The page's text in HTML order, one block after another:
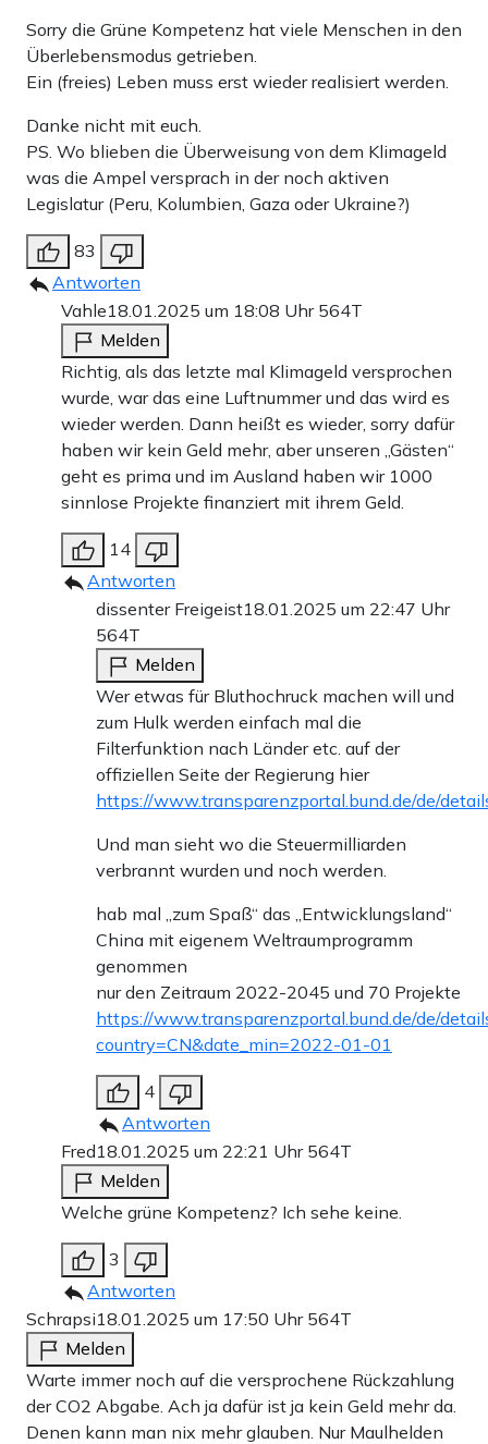
Sorry die Grüne Kompetenz hat viele Menschen in den
Überlebensmodus getrieben.
Ein (freies) Leben muss erst wieder realisiert werden.
Danke nicht mit euch.
PS. Wo blieben die Überweisung von dem Klimageld
was die Ampel versprach in der noch aktiven
Legislatur (Peru, Kolumbien, Gaza oder Ukraine?)
83
Antworten
Vahle18.01.2025 um 18:08 Uhr 564T
Melden
Richtig, als das letzte mal Klimageld versprochen
wurde, war das eine Luftnummer und das wird es
wieder werden. Dann heißt es wieder, sorry dafür
haben wir kein Geld mehr, aber unseren „Gästen“
geht es prima und im Ausland haben wir 1000
sinnlose Projekte finanziert mit ihrem Geld.
14
Antworten
dissenter Freigeist18.01.2025 um 22:47 Uhr
564T
Melden
Wer etwas für Bluthochruck machen will und
zum Hulk werden einfach mal die
Filterfunktion nach Länder etc. auf der
offiziellen Seite der Regierung hier
https://www.transparenzportal.bund.de/de/
Und man sieht wo die Steuermilliarden
verbrannt wurden und noch werden.
hab mal „zum Spaß“ das „Entwicklungsland“
China mit eigenem Weltraumprogramm
genommen
nur den Zeitraum 2022-2045 und 70 Projekte
https://www.transparenzportal.bund.de/de/
country=CN&date_min=2022-01-01
4
Antworten
Fred18.01.2025 um 22:21 Uhr 564T
Melden
Welche grüne Kompetenz? Ich sehe keine.
3
Antworten
Schrapsi18.01.2025 um 17:50 Uhr 564T
Melden
Warte immer noch auf die versprochene Rückzahlung
der CO2 Abgabe. Ach ja dafür ist ja kein Geld mehr da.
Denen kann man nix mehr glauben. Nur Maulhelden